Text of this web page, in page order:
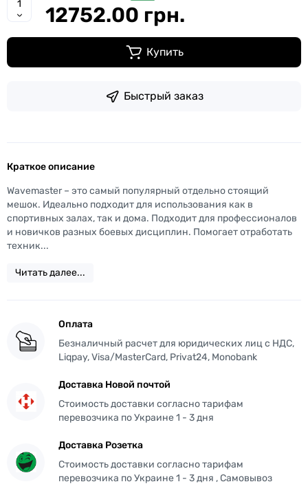
12752.00 грн.
Купить
Быстрый заказ
Краткое описание
Wavemaster – это самый популярный отдельно стоящий
мешок. Идеально подходит для использования как в
спортивных залах, так и дома. Подходит для профессионалов
и новичков разных боевых дисциплин. Помогает отработать
техник...
Читать далее...
Оплата
Безналичный расчет для юридических лиц с НДС,
Liqpay, Visa/MasterCard, Privat24, Monobank
Доставка Новой почтой
Стоимость доставки согласно тарифам
перевозчика по Украине 1 - 3 дня
Доставка Розетка
Стоимость доставки согласно тарифам
перевозчика по Украине 1 - 3 дня , Самовывоз